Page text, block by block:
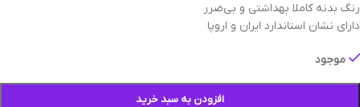
رنگ بدنه کاملا بهداشتی و بی‌ضرر
دارای نشان استاندارد ایران و اروپا
موجود
افزودن به سبد خرید